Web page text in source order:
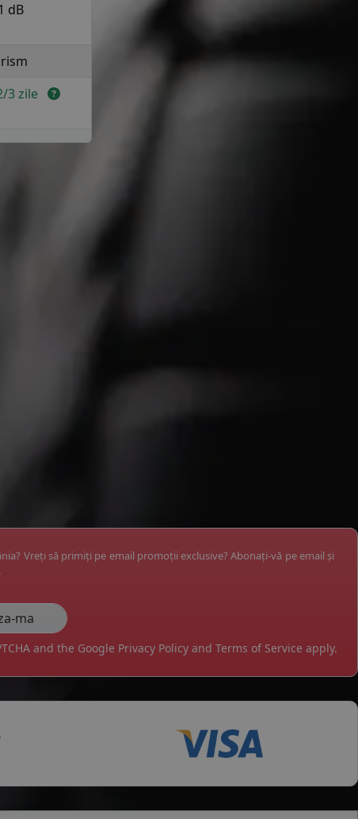
dB
3 zile
Vreți să primiți pe email promoții exclusive? Abonați-vă pe email și
and the Google Privacy Policy and Terms of Service apply.